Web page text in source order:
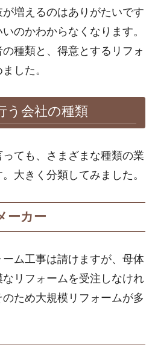
増えるのはありがたいです
のかわからなくなります。
種類と、得意とするリフォ
した。
う会社の種類
ても、さまざまな種類の業
大きく分類してみました。
ーカー
ム工事は請けますが、母体
リフォームを受注しなけれ
ため大規模リフォームが多